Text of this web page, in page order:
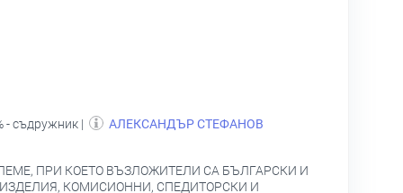
- съдружник | АЛЕКСАНДЪР СТЕФАНОВ
ПРИ КОЕТО ВЪЗЛОЖИТЕЛИ СА БЪЛГАРСКИ И
КОМИСИОННИ, СПЕДИТОРСКИ И